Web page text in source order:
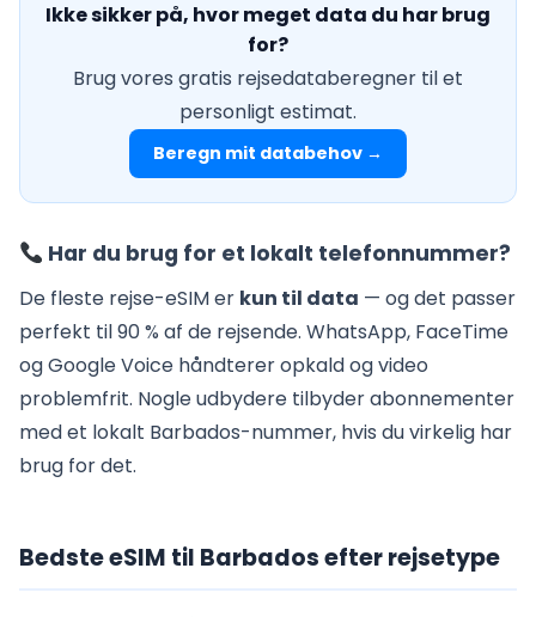
Ikke sikker på, hvor meget data du har brug
for?
Brug vores gratis rejsedataberegner til et
personligt estimat.
Beregn mit databehov →
Har du brug for et lokalt telefonnummer?
De fleste rejse-eSIM er kun til data — og det passer
perfekt til 90 % af de rejsende. WhatsApp, FaceTime
og Google Voice håndterer opkald og video
problemfrit. Nogle udbydere tilbyder abonnementer
med et lokalt Barbados-nummer, hvis du virkelig har
brug for det.
Bedste eSIM til Barbados efter rejsetype